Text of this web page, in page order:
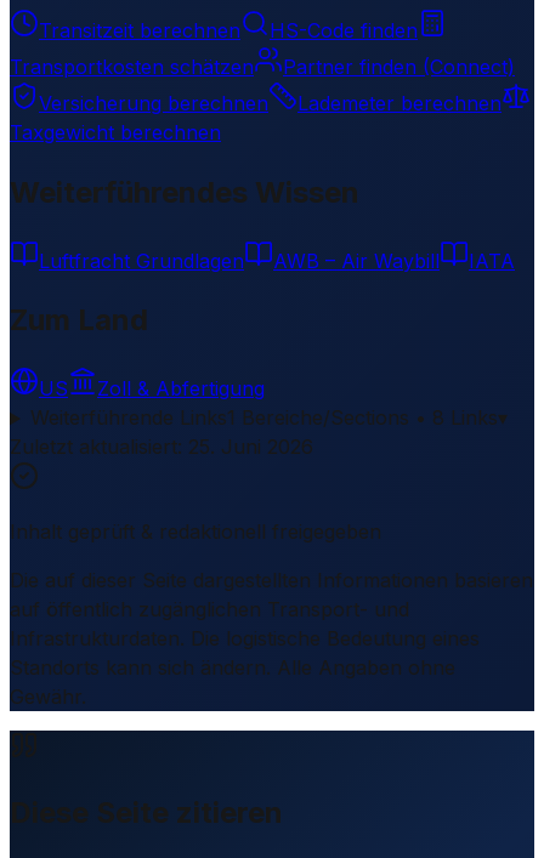
Transitzeit berechnen
HS-Code finden
Transportkosten schätzen
Partner finden (Connect)
Versicherung berechnen
Lademeter berechnen
Taxgewicht berechnen
Weiterführendes Wissen
Luftfracht Grundlagen AWB – Air Waybill IATA
Zum Land
US
Zoll & Abfertigung
Weiterführende Links1 Bereiche/Sections • 8 Links▾
Zuletzt aktualisiert: 25. Juni 2026
Inhalt geprüft & redaktionell freigegeben
Die auf dieser Seite dargestellten Informationen basieren
auf öffentlich zugänglichen Transport- und
Infrastrukturdaten. Die logistische Bedeutung eines
Standorts kann sich ändern. Alle Angaben ohne
Gewähr.
Diese Seite zitieren